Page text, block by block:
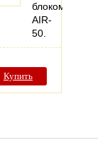
блоком
AIR-
50.
Купить